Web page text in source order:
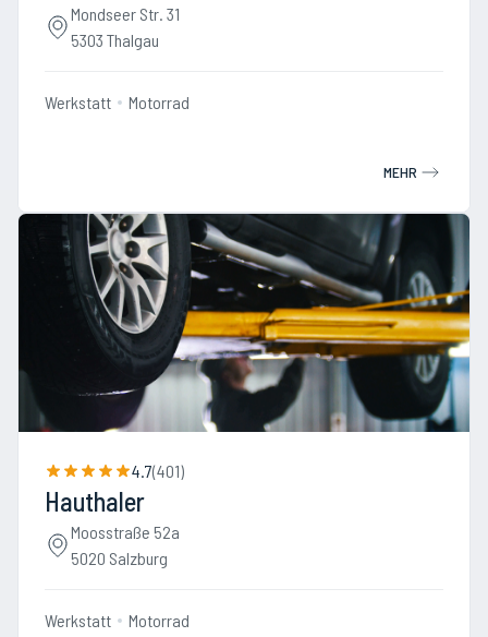
Mondseer Str. 31
5303 Thalgau
Werkstatt Motorrad
MEHR
4.7(401)
Hauthaler
Moosstraße 52a
5020 Salzburg
Werkstatt Motorrad